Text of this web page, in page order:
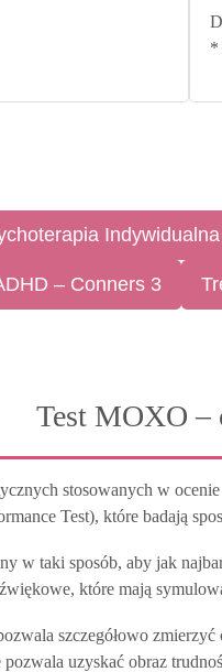
*
Indywidualna
– Conners 3
Test MOXO –
stosowanych w
Test), które badają
w taki sposób, aby jak
które mają
szczegółowo
uzyskać obraz